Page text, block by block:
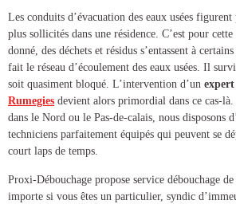
Les conduits d’évacuation des eaux usées
plus sollicités dans une résidence. C’est pour
donné, des déchets et résidus s’entassent à
fait le réseau d’écoulement des eaux usées. Il
soit quasiment bloqué. L’intervention d’un expert
Rumegies devient alors primordial dans ce cas-
dans le Nord ou le Pas-de-calais, nous disposons
techniciens parfaitement équipés qui peuvent se
court laps de temps.
Proxi-Débouchage propose service débouchage
importe si vous êtes un particulier, syndic